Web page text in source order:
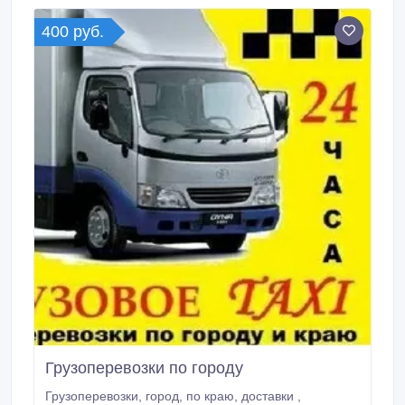
грузчиком.
400 руб.
Грузоперевозки по городу
Грузоперевозки, город, по краю, доставки ,